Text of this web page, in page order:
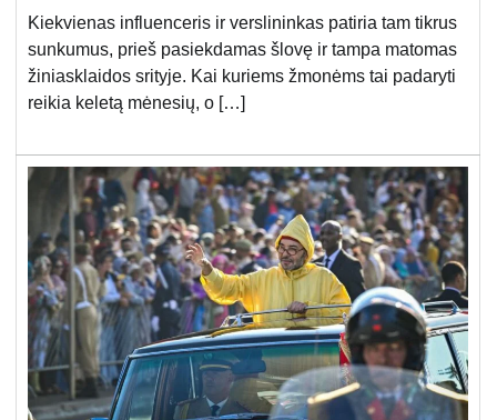
Kiekvienas influenceris ir verslininkas patiria tam tikrus
sunkumus, prieš pasiekdamas šlovę ir tampa matomas
žiniasklaidos srityje. Kai kuriems žmonėms tai padaryti
reikia keletą mėnesių, o […]